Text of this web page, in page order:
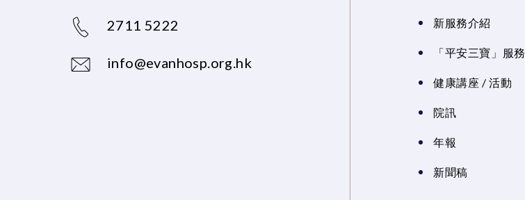
2711 5222
info@evanhosp.org.hk
新服務介紹
「平安三寶」服務
健康講座 / 活動
院訊
年報
新聞稿